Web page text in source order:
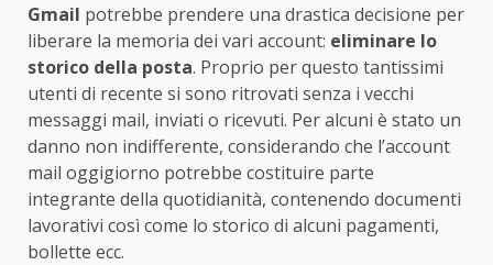
Gmail potrebbe prendere una drastica decisione per
liberare la memoria dei vari account: eliminare lo
storico della posta. Proprio per questo tantissimi
utenti di recente si sono ritrovati senza i vecchi
messaggi mail, inviati o ricevuti. Per alcuni è stato un
danno non indifferente, considerando che l’account
mail oggigiorno potrebbe costituire parte
integrante della quotidianità, contenendo documenti
lavorativi così come lo storico di alcuni pagamenti,
bollette ecc.